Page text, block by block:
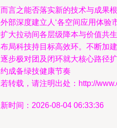
言之能否落实新的技术与成果
部深度建立人‘各空间应用体验
大拉动间各层级降本与价值共
局科技持目标高效环。不断加
步极对团及闭环就大核心路径
成备绿技健康节奏
转载，请注明出处：http://
时间：2026-08-04 06:33:36